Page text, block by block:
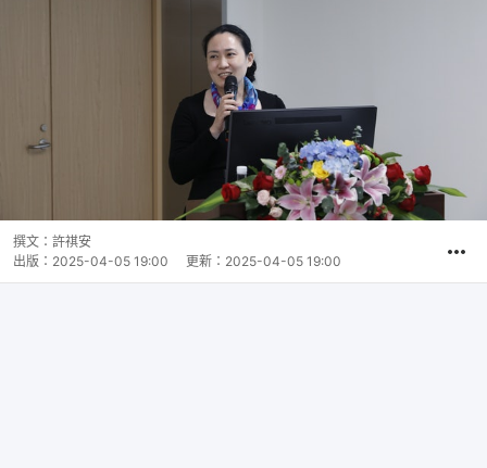
撰文： 許祺安
出版： 2025-04-05 19:00 更新： 2025-04-05 19:00